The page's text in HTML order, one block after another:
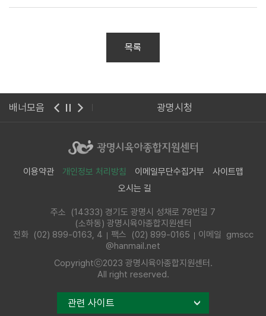
목록
배너모음
육진흥원 광명시청
이용약관 개인정보 처리방침 이메일무단수집거부
사이트맵
오시는 길
주소 (14333) 경기도 광명시 성채로 78번길 7
(소하동) 광명시육아종합지원센터
전화 (02) 899-0163, 4 팩스 (02) 899-0165
이메일 gmscc
@hanmail.net
Copyrightⓒ2023 광명시육아종합지원센터.
All right reserved.
관련 사이트